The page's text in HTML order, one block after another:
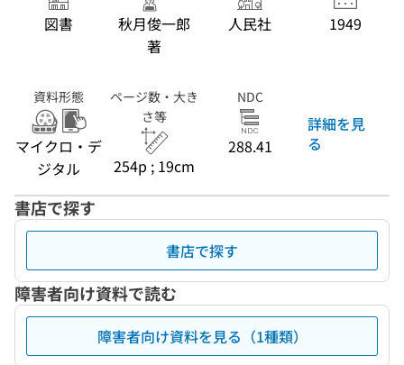
図書
秋月俊一郎
著
人民社 1949
資料形態
マイクロ・デ
ジタル
ページ数・大き
さ等
254p ; 19cm
NDC
288.41
詳細を見
る
書店で探す
書店で探す
障害者向け資料で読む
障害者向け資料を見る（1種類）